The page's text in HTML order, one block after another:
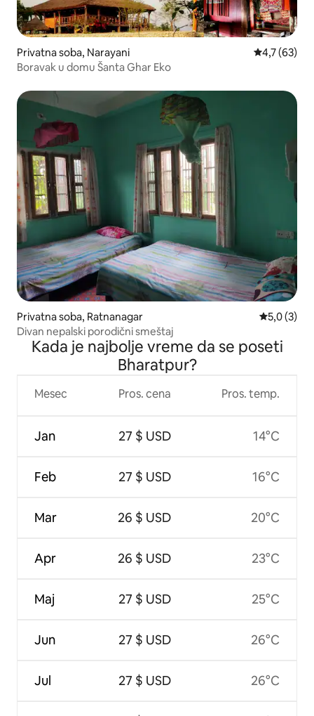
Privatna soba, Narayani Prosečna
4,7 (63)
Boravak u domu Šanta Ghar Eko
Privatna soba, Ratnanagar Prosečna
5,0 (3)
Divan nepalski porodični smeštaj
Kada je najbolje vreme da se poseti
Bharatpur?
Mesec
Jan
Feb
Mar
Apr
Maj
Jun
Jul
Pros. cena
27 $ USD
27 $ USD
26 $ USD
26 $ USD
27 $ USD
27 $ USD
27 $ USD
Pros. temp.
14°C
16°C
20°C
23°C
25°C
26°C
26°C